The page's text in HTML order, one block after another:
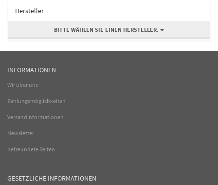
Hersteller
BITTE WÄHLEN SIE EINEN HERSTELLER.
INFORMATIONEN
Wir über uns
Zahlungsmöglichkeiten
Versandinformationen
Newsletter
befreundete Seiten
GESETZLICHE INFORMATIONEN